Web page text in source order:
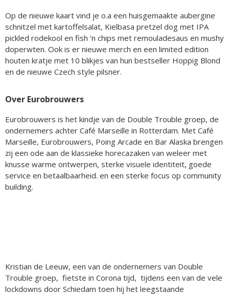
Op de nieuwe kaart vind je o.a een huisgemaakte aubergine
schnitzel met kartoffelsalat, Kielbasa pretzel dog met IPA
pickled rodekool en fish ‘n chips met remouladesaus en mushy
doperwten. Ook is er nieuwe merch en een limited edition
houten kratje met 10 blikjes van hun bestseller Hoppig Blond
en de nieuwe Czech style pilsner.
Over Eurobrouwers
Eurobrouwers is het kindje van de Double Trouble groep, de
ondernemers achter Café Marseille in Rotterdam. Met Café
Marseille, Eurobrouwers, Poing Arcade en Bar Alaska brengen
zij een ode aan de klassieke horecazaken van weleer met
knusse warme ontwerpen, sterke visuele identiteit, goede
service en betaalbaarheid. en een sterke focus op community
building.
Kristian de Leeuw, een van de ondernemers van Double
Trouble groep, fietste in Corona tijd, tijdens een van de vele
lockdowns door Schiedam toen hij het leegstaande